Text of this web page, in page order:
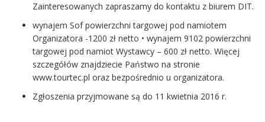
Zainteresowanych zapraszamy do kontaktu z biurem DIT.
wynajem Sof powierzchni targowej pod namiotem
Organizatora -1200 zł netto • wynajem 9102 powierzchni
targowej pod namiot Wystawcy – 600 zł netto. Więcej
szczegółów znajdziecie Państwo na stronie
www.tourtec.pl oraz bezpośrednio u organizatora.
Zgłoszenia przyjmowane są do 11 kwietnia 2016 r.